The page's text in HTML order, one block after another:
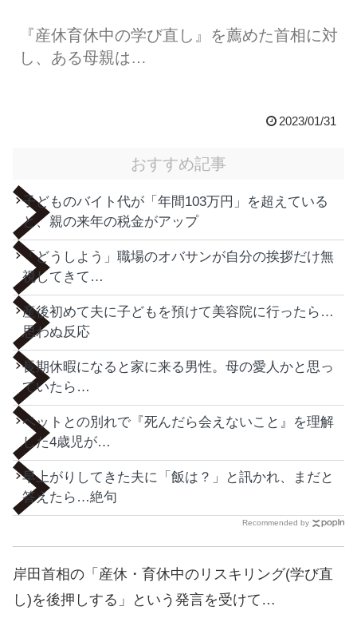
『産休育休中の学び直し』を薦めた首相に対
し、ある母親は…
2023/01/31
おすすめ記事
子どものバイト代が「年間103万円」を超えている
と、親の来年の税金がアップ
「どうしよう」職場のオバサンが自分の挨拶だけ無
視してきて…
産後初めて夫に子どもを預けて美容院に行ったら…
思わぬ反応
長期休暇になると家に来る男性。母の愛人かと思っ
ていたら…
ペットとの別れで『死んだら会えないこと』を理解
した4歳児が…
早上がりしてきた夫に「飯は？」と訊かれ、まだと
答えたら…絶句
Recommended by
岸田首相の「産休・育休中のリスキリング(学び直
し)を後押しする」という発言を受けて…